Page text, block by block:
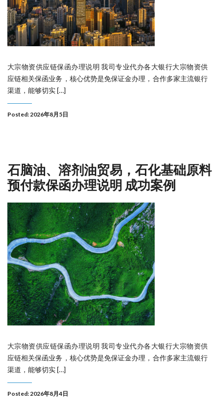
大宗物资供应链保函办理说明 我司专业代办各大银行大宗物资供
应链相关保函业务，核心优势是免保证金办理，合作多家主流银行
渠道，能够切实 […]
Posted: 2026年8月5日
石脑油、溶剂油贸易，石化基础原料
预付款保函办理说明 成功案例
大宗物资供应链保函办理说明 我司专业代办各大银行大宗物资供
应链相关保函业务，核心优势是免保证金办理，合作多家主流银行
渠道，能够切实 […]
Posted: 2026年8月4日